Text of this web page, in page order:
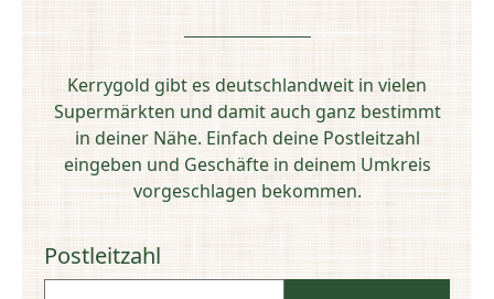
Kerrygold gibt es deutschlandweit in vielen
Supermärkten und damit auch ganz bestimmt
in deiner Nähe. Einfach deine Postleitzahl
eingeben und Geschäfte in deinem Umkreis
vorgeschlagen bekommen.
Postleitzahl